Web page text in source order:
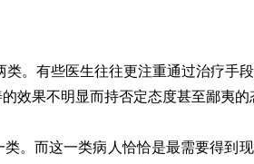
类。有些医生往往更注重通过治疗手
效果不明显而持否定态度甚至鄙夷的
。而这一类病人恰恰是最需要得到